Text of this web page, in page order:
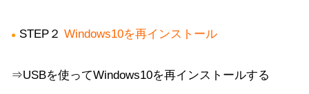
● STEP２ Windows10を再インストール
⇒USBを使ってWindows10を再インストールする